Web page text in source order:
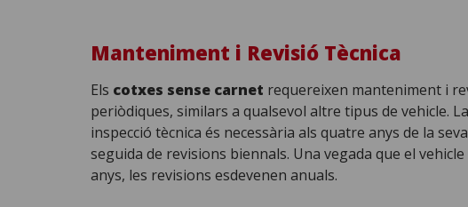
Manteniment i Revisió Tècnica
Els cotxes sense carnet requereixen manteniment i
periòdiques, similars a qualsevol altre tipus de vehicle.
inspecció tècnica és necessària als quatre anys de la
seguida de revisions biennals. Una vegada que el
anys, les revisions esdevenen anuals.